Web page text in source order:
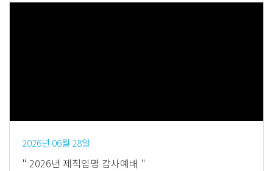
2026년 06월 28일
" 2026년 제직임명 감사예배 "